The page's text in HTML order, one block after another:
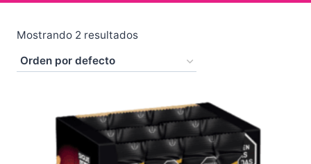
Mostrando 2 resultados